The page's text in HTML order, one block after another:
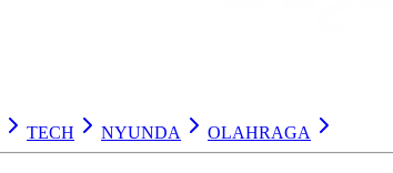
TECH NYUNDA OLAHRAGA